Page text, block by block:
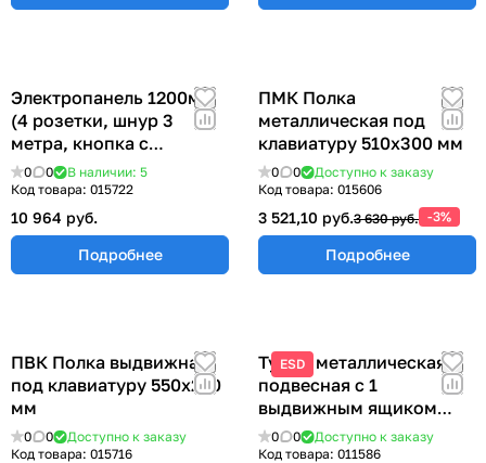
Электропанель 1200мм
(4 розетки, шнур 3
метра, кнопка с
индикацией питания)
ЭПА-1200
0 0
В наличии: 5
Код товара: 015722
10 964 руб.
Подробнее
ПМК Полка
металлическая под
клавиатуру 510х300 мм
0 0
Доступно к заказу
Код товара: 015606
3 521,10 руб.3 630 руб. -3%
Подробнее
ПВК Полка выдвижная
под клавиатуру 550х250
мм
0 0
Доступно к заказу
Код товара: 015716
ESD
Тумба металлическая
подвесная с 1
выдвижным ящиком
ТПМ-1
0 0
Доступно к заказу
Код товара: 011586